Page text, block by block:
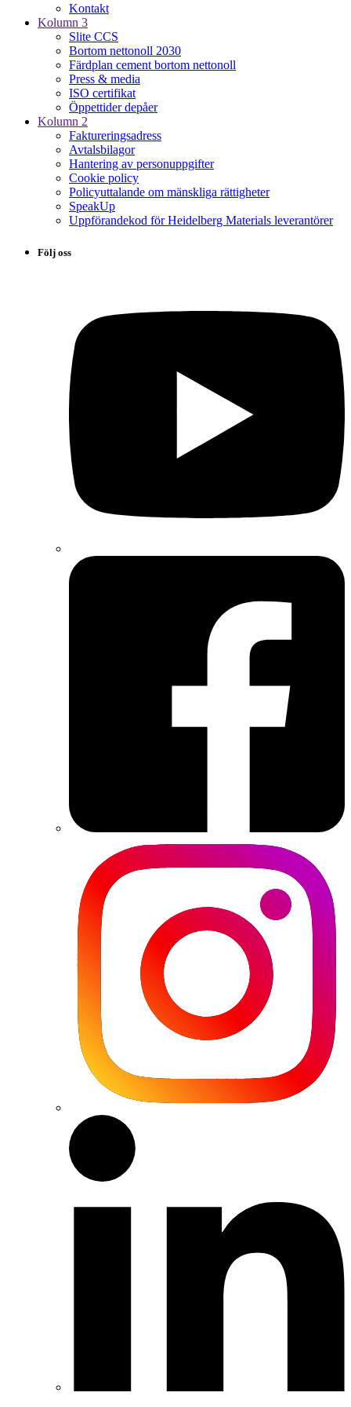
Kontakt
Kolumn 3
Slite CCS
Bortom nettonoll 2030
Färdplan cement bortom nettonoll
Press & media
ISO certifikat
Öppettider depåer
Kolumn 2
Faktureringsadress
Avtalsbilagor
Hantering av personuppgifter
Cookie policy
Policyuttalande om mänskliga rättigheter
SpeakUp
Uppförandekod för Heidelberg Materials leverantörer
Följ oss